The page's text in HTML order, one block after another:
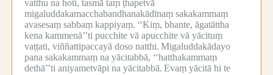
vatthu na hoti, tasmā taṃ ṭhapetvā
migaluddakamacchabandhanakādīnaṃ sakakammaṃ
avasesaṃ sabbaṃ kappiyaṃ. ‘‘Kiṃ, bhante, āgatāttha
kena kammenā’’ti pucchite vā apucchite vā yācituṃ
vaṭṭati, viññattipaccayā doso natthi. Migaluddakādayo
pana sakakammaṃ na yācitabbā, ‘‘hatthakammaṃ
dethā’’ti aniyametvāpi na yācitabbā. Evaṃ yācitā hi te